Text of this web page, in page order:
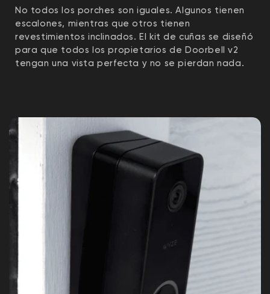
No todos los porches son iguales. Algunos tienen
escalones, mientras que otros tienen
revestimientos inclinados. El kit de cuñas se diseñó
para que todos los propietarios de Doorbell v2
tengan una vista perfecta y no se pierdan nada.